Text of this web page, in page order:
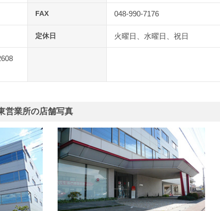
FAX 048-990-7176
定休日 火曜日、水曜日、祝日
営業所の店舗写真